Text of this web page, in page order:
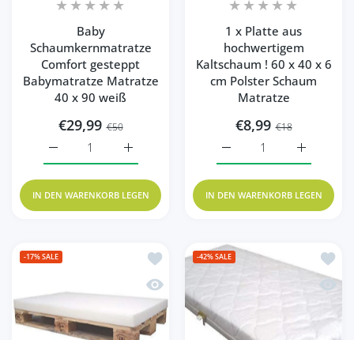
Baby
Schaumkernmatratze
Comfort gesteppt
Babymatratze Matratze
40 x 90 weiß
€29,99 €50
Erhöhe die Menge für Baby
Erhöhe die Menge für Baby Schaumkernmatratze
IN DEN WARENKORB LEGEN
1 x Platte aus
hochwertigem
Kaltschaum ! 60 x 40 x 6
cm Polster Schaum
Matratze
€8,99 €18
Erhöhe
Erhöhe die Menge für
IN DEN WARENKORB LEGEN
-17%SALE
Zur Wunschliste hinzufügen 1 x
Schnellansicht 1 x Schaumstoff
-42%SALE
Zur